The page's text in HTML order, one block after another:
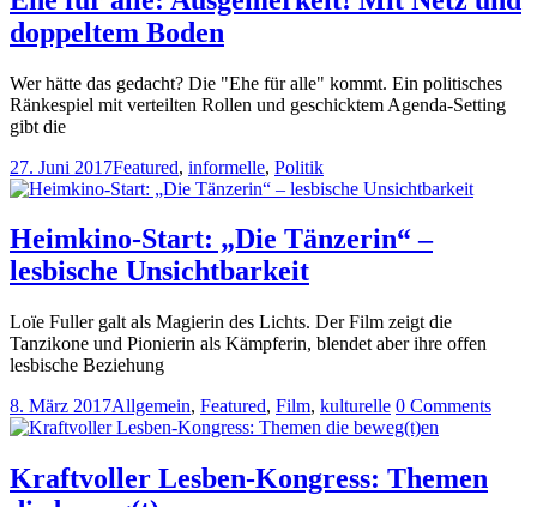
doppeltem Boden
Wer hätte das gedacht? Die "Ehe für alle" kommt. Ein politisches
Ränkespiel mit verteilten Rollen und geschicktem Agenda-Setting
gibt die
27. Juni 2017Featured, informelle, Politik
Heimkino-Start: „Die Tänzerin“ –
lesbische Unsichtbarkeit
Loïe Fuller galt als Magierin des Lichts. Der Film zeigt die
Tanzikone und Pionierin als Kämpferin, blendet aber ihre offen
lesbische Beziehung
8. März 2017Allgemein, Featured, Film, kulturelle 0 Comments
Kraftvoller Lesben-Kongress: Themen